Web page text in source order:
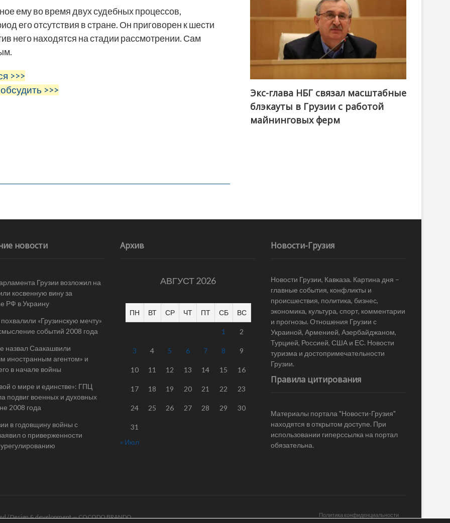
ему во время двух судебных процессов,
его отсутствия в стране. Он приговорен к шести
него находятся на стадии рассмотрении. Сам
>>>
>>>
Экс-глава НБГ связал масштабные
блэкауты в Грузии с работой
майнинговых ферм
новости
Грузии возложил на
косвенную вину за
РФ в Украину
«Грузинскую мечту»
событий 2008 года
назвал Саакашвили
иностранным агентом» и
в начале войны
о мире и единстве»: ГПЦ
подвиг военных и духовных
2008 года
в годовщину войны с
о приверженности
Архив
АВГУСТ 2026
ПН ВТ СР ЧТ ПТ СБ ВС
1 2
3 4 5 6 7 8 9
10 11 12 13 14 15 16
17 18 19 20 21 22 23
24 25 26 27 28 29 30
31
« Июл
Новости-Грузия
Новости Грузии, Кавказа. Картина дня –
главные события, конфликты и
происшествия, политика, бизнес,
экономика, культура, спорт, комментарии
и прогнозы. Отношения Грузии с
Украиной, Арменией, Азербайджаном,
Турцией, Россией, США и ЕС. Новости
туризма и достопримечательности
Грузии.
Правила цитирования
Материалы портала "Новости-Грузия"
находятся в открытом доступе. При
использовании гиперссылка на портал
обязательна.
Политика конфиденциальности
/ Design & development —COCODO BRANDO